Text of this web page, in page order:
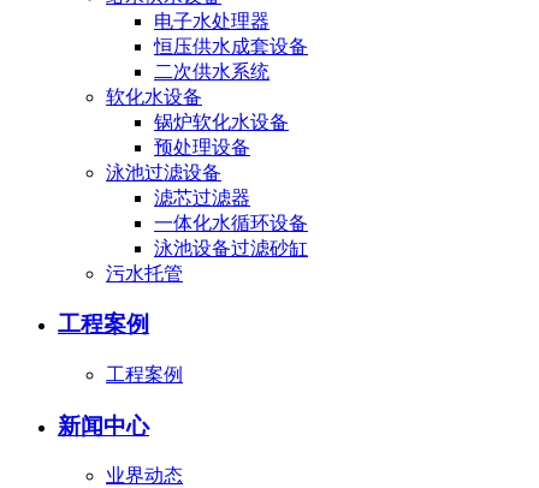
电子水处理器
恒压供水成套设备
二次供水系统
软化水设备
锅炉软化水设备
预处理设备
泳池过滤设备
滤芯过滤器
一体化水循环设备
泳池设备过滤砂缸
污水托管
工程案例
工程案例
新闻中心
业界动态